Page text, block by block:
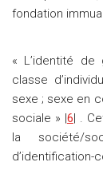
fondation
« L’identité de
classe
sexe ; sexe en
sociale » |6| .
la société/